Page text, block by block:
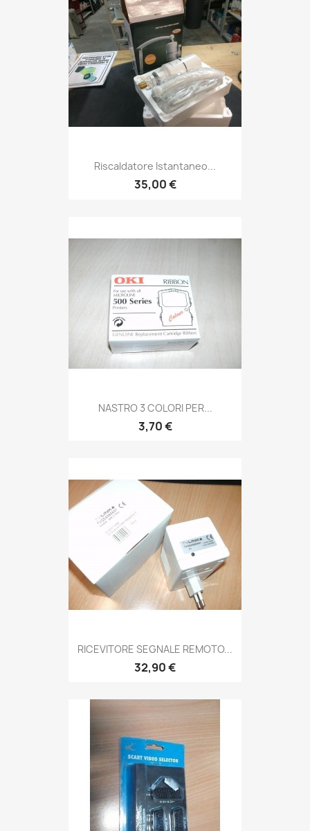
Riscaldatore Istantaneo...
35,00 €
NASTRO 3 COLORI PER...
3,70 €
RICEVITORE SEGNALE REMOTO...
32,90 €